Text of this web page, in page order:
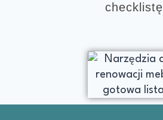
checklistę